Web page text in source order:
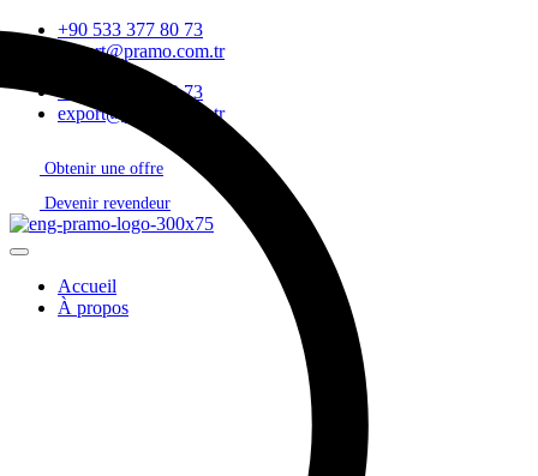
+90 533 377 80 73
export@pramo.com.tr
+90 533 377 80 73
export@pramo.com.tr
Obtenir une offre
Devenir revendeur
Accueil
À propos